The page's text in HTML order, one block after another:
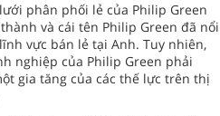
phân phối lẻ của Philip Green
và cái tên Philip Green đã nổi
vực bán lẻ tại Anh. Tuy nhiên,
nghiệp của Philip Green phải
gia tăng của các thế lực trên thị